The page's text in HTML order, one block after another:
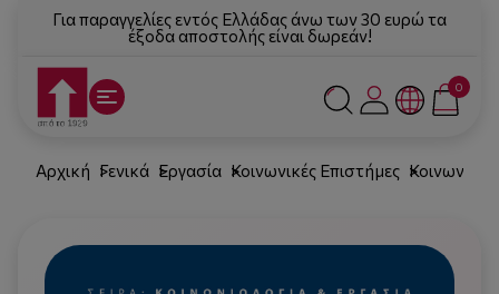
Για παραγγελίες εντός Ελλάδας άνω των 30 ευρώ τα
έξοδα αποστολής είναι δωρεάν!
0
Αρχική Γενικά Εργασία Κοινωνικές Επιστήμες